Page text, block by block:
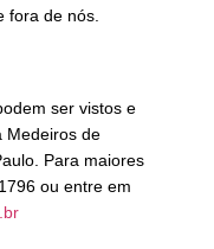
fora de nós.
ser vistos e
Medeiros de
Para maiores
ou entre em